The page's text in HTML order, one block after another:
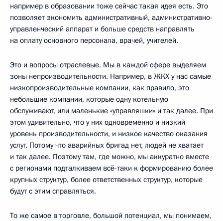
например в образовании тоже сейчас такая идея есть. Это
позволяет экономить административный, административно-
управленческий аппарат и больше средств направлять
на оплату основного персонала, врачей, учителей.
Это и вопросы отраслевые. Мы в каждой сфере выделяем
зоны непроизводительности. Например, в ЖКХ у нас самые
низкопроизводительные компании, как правило, это
небольшие компании, которые одну котельную
обслуживают, или маленькие «управляшки» и так далее. При
этом удивительно, что у них одновременно и низкий
уровень производительности, и низкое качество оказания
услуг. Потому что аварийных бригад нет, людей не хватает
и так далее. Поэтому там, где можно, мы аккуратно вместе
с регионами подталкиваем всё-таки к формированию более
крупных структур, более ответственных структур, которые
будут с этим справляться.
То же самое в торговле, большой потенциал, мы понимаем,